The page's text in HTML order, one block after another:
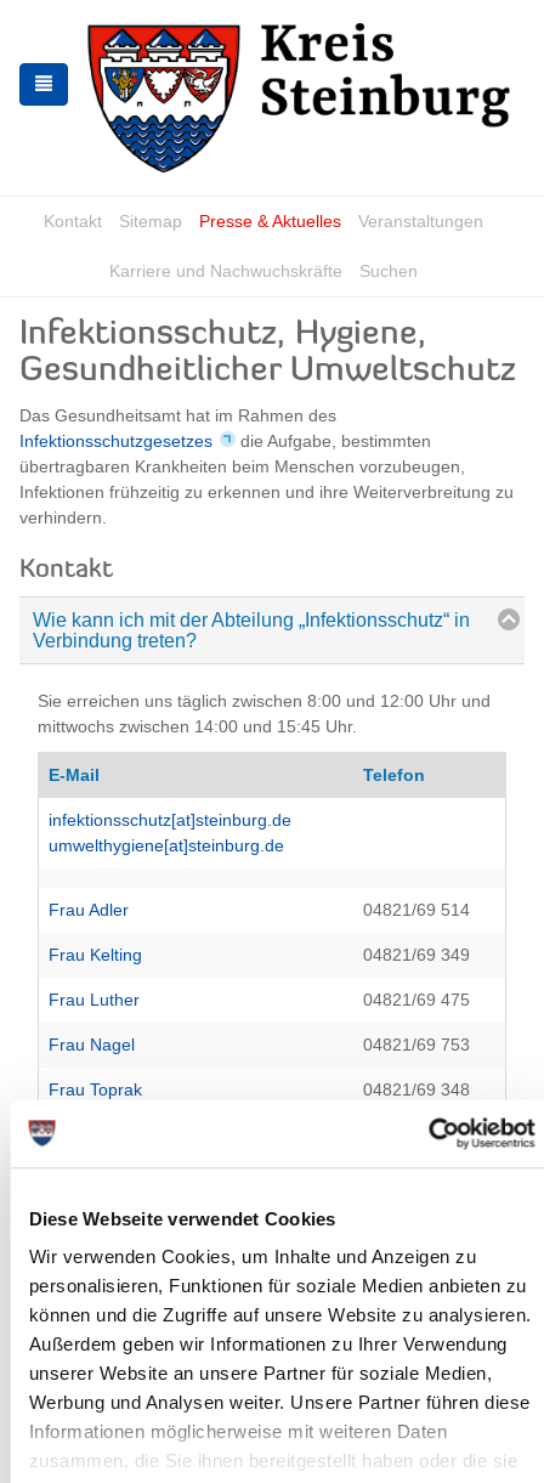
Diese Webseite verwendet Cookies
Wir verwenden Cookies, um Inhalte und Anzeigen zu
personalisieren, Funktionen für soziale Medien anbieten zu
können und die Zugriffe auf unsere Website zu analysieren.
Außerdem geben wir Informationen zu Ihrer Verwendung
unserer Website an unsere Partner für soziale Medien,
Werbung und Analysen weiter. Unsere Partner führen diese
Informationen möglicherweise mit weiteren Daten
zusammen, die Sie ihnen bereitgestellt haben oder die sie
springen
springen
Kontakt Sitemap Presse & Aktuelles Veranstaltungen
Karriere und Nachwuchskräfte Suchen
Infektionsschutz, Hygiene,
Gesundheitlicher Umweltschutz
Das Gesundheitsamt hat im Rahmen des
Infektionsschutzgesetzes
die Aufgabe, bestimmten
übertragbaren Krankheiten beim Menschen vorzubeugen,
Infektionen frühzeitig zu erkennen und ihre Weiterverbreitung zu
verhindern.
Kontakt
Wie kann ich mit der Abteilung „Infektionsschutz“ in
Verbindung treten?
Sie erreichen uns täglich zwischen 8:00 und 12:00 Uhr und
mittwochs zwischen 14:00 und 15:45 Uhr.
E-Mail Telefon
infektionsschutz[at]steinburg.de
umwelthygiene[at]steinburg.de
Frau Adler 04821/69 514
Frau Kelting 04821/69 349
Frau Luther 04821/69 475
Frau Nagel 04821/69 753
Frau Toprak 04821/69 348
Frau Wilkens 04821/69 814
dreht, wenden Sie sich bitte anFrau Luther
Wenn Sie eine Frage zum ThemaMasernschutzin Ihrer
Einrichtung haben, wenden Sie sich bitte anHerrn Hemke.
Formulare & Merkblätter
Wo finde ich eine Übersicht aller Formulare und
Merkblätter?